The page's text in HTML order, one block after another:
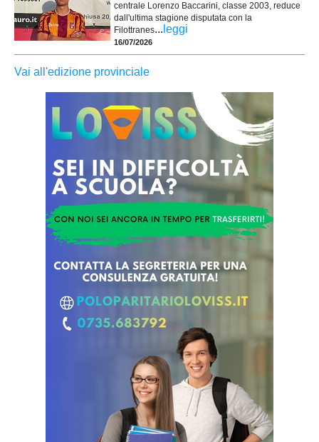
centrale Lorenzo Baccarini, classe 2003, reduce
dall'ultima stagione disputata con la
Filottranes... leggi
16/07/2026
Vai all'edizione provinciale